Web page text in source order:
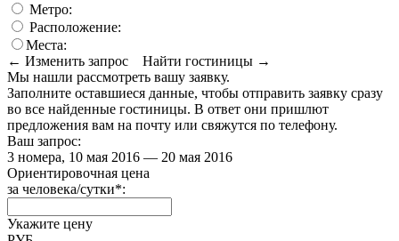
Метро:
Расположение:
Места:
← Изменить запрос
Найти гостиницы →
Мы нашли рассмотреть вашу заявку.
Заполните оставшиеся данные, чтобы отправить заявку сразу
во все найденные гостиницы. В ответ они пришлют
предложения вам на почту или свяжутся по телефону.
Ваш запрос:
3 номера, 10 мая 2016 — 20 мая 2016
Ориентировочная цена
за человека/сутки*:
Укажите цену